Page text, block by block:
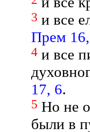
3 и все
Прем
4 и все
17, 6.
5 Но не
были в